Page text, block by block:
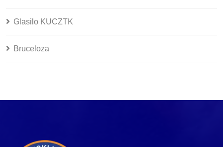
Glasilo KUCZTK
Bruceloza